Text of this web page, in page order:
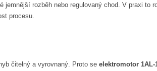
rozběh nebo regulovaný chod. V praxi to
procesu.
čitelný a vyrovnaný. Proto se elektromotor 1AL-